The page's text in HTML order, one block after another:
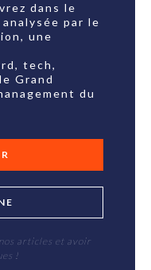
dans le
par le
une
tech,
Grand
du
articles et avoir
!